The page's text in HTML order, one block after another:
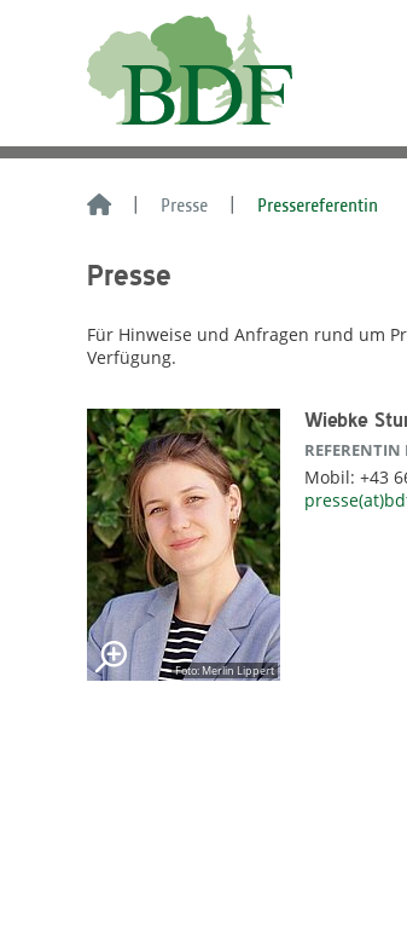
Presse Pressereferentin
Presse
Für Hinweise und Anfragen rund um
Verfügung.
Foto: Merlin Lippert
Wiebke
REFERENTIN
Mobil: +43